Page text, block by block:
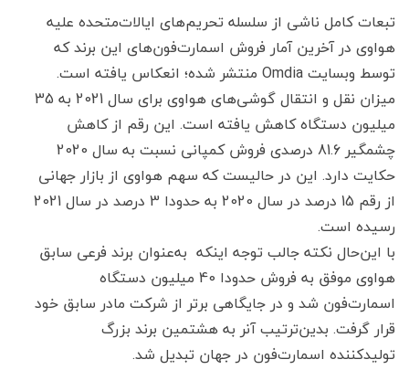
تبعات کامل ناشی از سلسله تحریم‌های ایالات‌متحده علیه
هواوی در آخرین آمار فروش اسمارت‌فون‌های این برند که
توسط وبسایت Omdia منتشر شده؛ انعکاس یافته است.
میزان نقل و انتقال گوشی‌های هواوی برای سال 2021 به 35
میلیون دستگاه کاهش یافته است. این رقم از کاهش
چشمگیر 81.6 درصدی فروش کمپانی نسبت به سال 2020
حکایت دارد. این در حالیست که سهم هواوی از بازار جهانی
از رقم 15 درصد در سال 2020 به حدودا 3 درصد در سال 2021
رسیده است.
با این‌حال نکته جالب توجه اینکه به‌عنوان برند فرعی سابق
هواوی موفق به فروش حدودا 40 میلیون دستگاه
اسمارت‌فون شد و در جایگاهی برتر از شرکت مادر سابق خود
قرار گرفت. بدین‌ترتیب آنر به هشتمین برند بزرگ
تولیدکننده اسمارت‌فون در جهان تبدیل شد.